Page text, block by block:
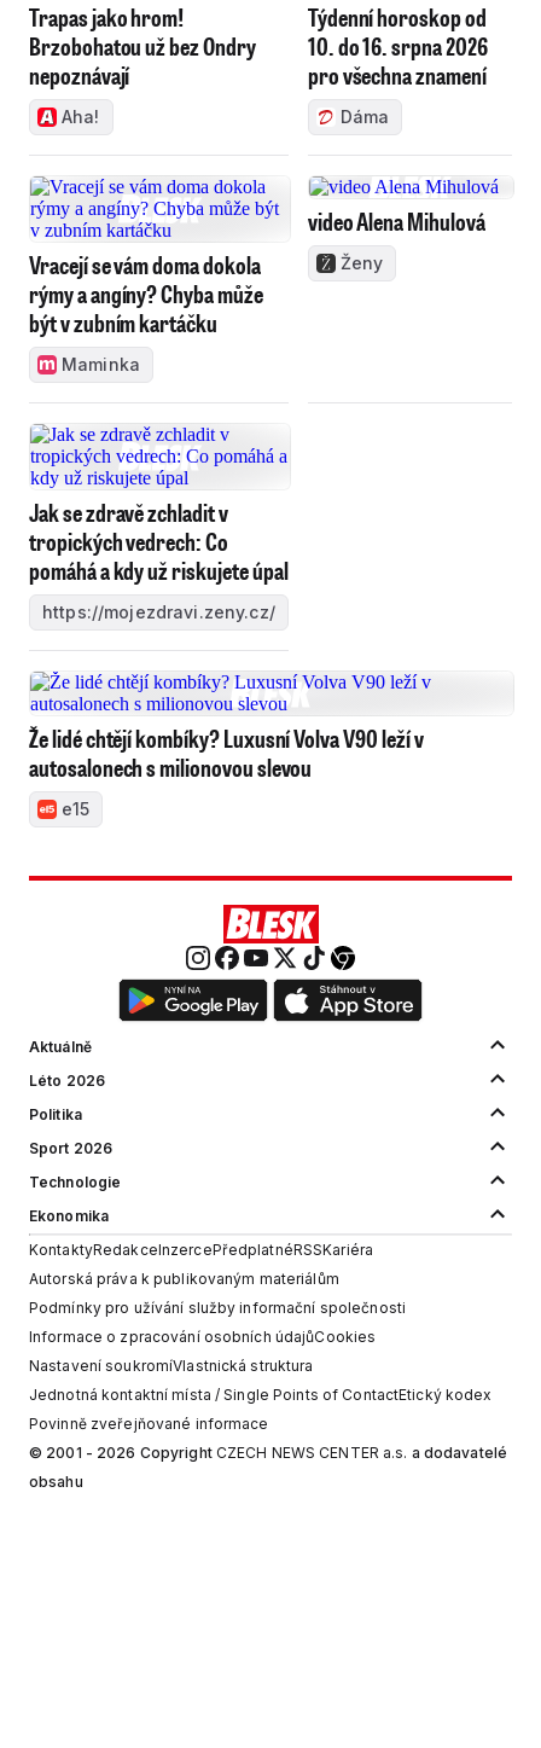
Trapas jako hrom!
Brzobohatou už bez Ondry
nepoznávají
Aha!
Týdenní horoskop od
10. do 16. srpna 2026
pro všechna znamení
Dáma
Vracejí se vám doma dokola
rýmy a angíny? Chyba může
být v zubním kartáčku
Maminka
video Alena Mihulová
Ženy
Jak se zdravě zchladit v
tropických vedrech: Co
pomáhá a kdy už riskujete úpal
https://mojezdravi.zeny.cz/
Že lidé chtějí kombíky? Luxusní Volva V90 leží v
autosalonech s milionovou slevou
e15
Aktuálně
Léto 2026
Politika
Sport 2026
Technologie
Ekonomika
KontaktyRedakceInzercePředplatnéRSSKariéra
Autorská práva k publikovaným materiálům
Podmínky pro užívání služby informační společnosti
Informace o zpracování osobních údajůCookies
Nastavení soukromíVlastnická struktura
Jednotná kontaktní místa / Single Points of ContactEtický kodex
Povinně zveřejňované informace
© 2001 - 2026 Copyright CZECH NEWS CENTER a.s. a dodavatelé
obsahu